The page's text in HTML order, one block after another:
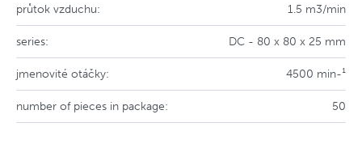
průtok vzduchu: 1.5 m3/min
series: DC - 80 x 80 x 25 mm
jmenovité otáčky: 4500 min-¹
number of pieces in package: 50